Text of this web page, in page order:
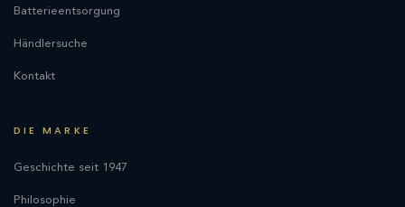
Batterieentsorgung
Händlersuche
Kontakt
DIE MARKE
Geschichte seit 1947
Philosophie